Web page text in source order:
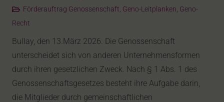
Förderauftrag Genossenschaft, Geno-Leitplanken, Geno-
Recht
Bullay, den 13.März 2026. Die Genossenschaft
unterscheidet sich von anderen Unternehmensformen
durch ihren gesetzlichen Zweck. Nach § 1 Abs. 1 des
Genossenschaftsgesetzes besteht ihre Aufgabe darin,
die Mitglieder durch gemeinschaftlichen